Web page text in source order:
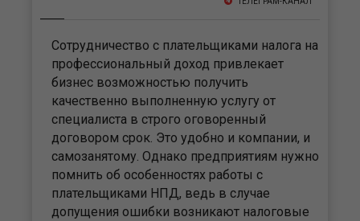
Сотрудничество с плательщиками налога на
профессиональный доход привлекает
бизнес возможностью получить
качественно выполненную услугу от
специалиста в строго оговоренный
договором срок. Это удобно и компании, и
самозанятому. Однако предприятиям нужно
помнить об особенностях работы с
плательщиками НПД, ведь в случае
допущения ошибки возникают налоговые